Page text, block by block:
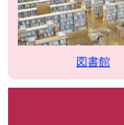
図書館